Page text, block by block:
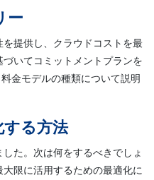
ー
提供し、クラウドコストを最
いてコミットメントプランを
金モデルの種類について説明
る方法
た。次は何をするべきでしょ
限に活用するための最適化に